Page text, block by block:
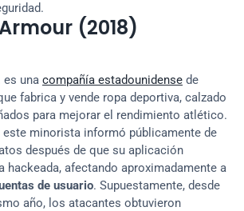
(2018)
es una compañía estadounidense de
fabrica y vende ropa deportiva, calzado
este minorista informó públicamente de
después de que su aplicación
de usuario. Supuestamente, desde
año, los atacantes obtuvieron